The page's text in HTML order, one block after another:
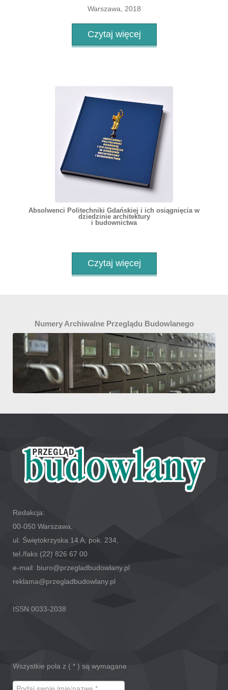
Warszawa, 2018
Czytaj więcej
Absolwenci Politechniki Gdańskiej i ich osiągnięcia w
dziedzinie architektury
i budownictwa
Czytaj więcej
Numery Archiwalne Przeglądu Budowlanego
Redakcja:
00-050 Warszawa,
ul. Świętokrzyska 14 A, pok. 234,
tel./faks (22) 826 67 00
e-mail: biuro@przegladbudowlany.pl
reklama@przegladbudowlany.pl
ISSN 0033-2038
Wszystkie pola z ( * ) są wymagane